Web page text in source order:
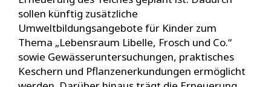
sollen künftig zusätzliche
Umweltbildungsangebote für Kinder zum
Thema „Lebensraum Libelle, Frosch und Co.“
sowie Gewässeruntersuchungen, praktisches
Keschern und Pflanzenerkundungen ermöglicht